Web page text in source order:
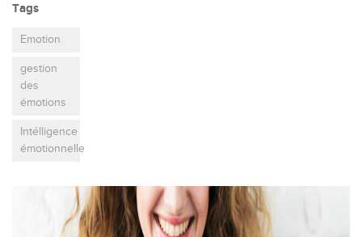
Tags
Emotion
gestion
des
émotions
Intélligence
émotionnelle